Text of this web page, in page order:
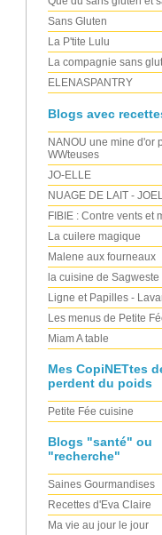
Sans Gluten
La P'tite Lulu
La compagnie sans
ELENASPANTRY
Blogs avec
NANOU une mine d'or
WWteuses
JO-ELLE
NUAGE DE LAIT -
FIBIE : Contre vents et
La cuilere magique
Malene aux fourneaux
la cuisine de Sagweste
Ligne et Papilles -
Les menus de Petite
Miam A table
Mes CopiNETtes
perdent du poids
Petite Fée cuisine
Blogs "santé" ou
"recherche"
Saines Gourmandises
Recettes d'Eva Claire
Ma vie au jour le jour